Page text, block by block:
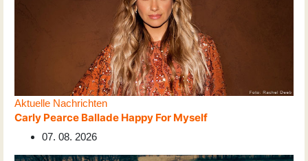
Aktuelle Nachrichten
Carly Pearce Ballade Happy For Myself
07. 08. 2026